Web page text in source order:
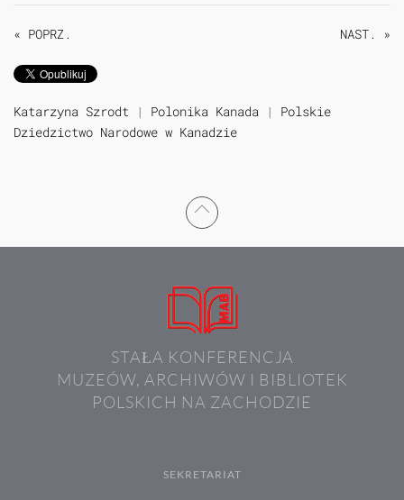
« POPRZ. NAST. »
Katarzyna Szrodt | Polonika Kanada | Polskie
Dziedzictwo Narodowe w Kanadzie
STAŁA KONFERENCJA
MUZEÓW, ARCHIWÓW I BIBLIOTEK
POLSKICH NA ZACHODZIE
SEKRETARIAT